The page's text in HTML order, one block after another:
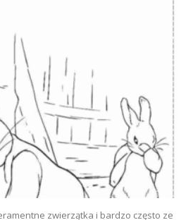
zwierzątka i bardzo często ze